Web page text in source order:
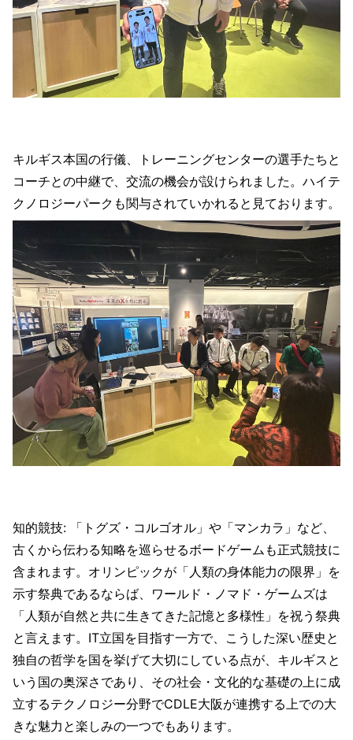
キルギス本国の行儀、トレーニングセンターの選手たちと
コーチとの中継で、交流の機会が設けられました。ハイテ
クノロジーパークも関与されていかれると見ております。
知的競技: 「トグズ・コルゴオル」や「マンカラ」など、
古くから伝わる知略を巡らせるボードゲームも正式競技に
含まれます。オリンピックが「人類の身体能力の限界」を
示す祭典であるならば、ワールド・ノマド・ゲームズは
「人類が自然と共に生きてきた記憶と多様性」を祝う祭典
と言えます。IT立国を目指す一方で、こうした深い歴史と
独自の哲学を国を挙げて大切にしている点が、キルギスと
いう国の奥深さであり、その社会・文化的な基礎の上に成
立するテクノロジー分野でCDLE大阪が連携する上での大
きな魅力と楽しみの一つでもあります。